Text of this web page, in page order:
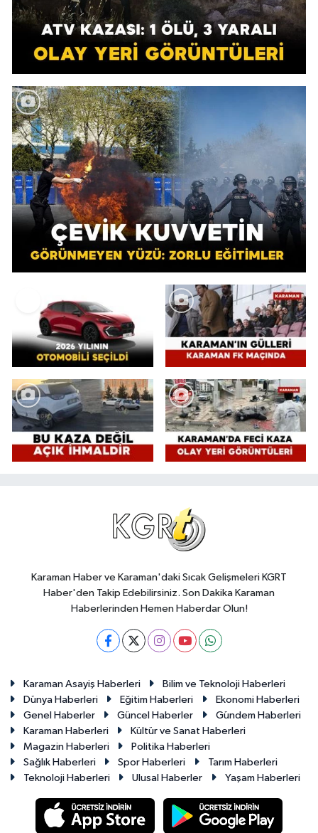
Karaman Haber ve Karaman'daki Sıcak Gelişmeleri KGRT
Haber'den Takip Edebilirsiniz. Son Dakika Karaman
Haberlerinden Hemen Haberdar Olun!
Karaman Asayiş Haberleri
Bilim ve Teknoloji Haberleri
Dünya Haberleri
Eğitim Haberleri
Ekonomi Haberleri
Genel Haberler
Güncel Haberler
Gündem Haberleri
Karaman Haberleri
Kültür ve Sanat Haberleri
Magazin Haberleri
Politika Haberleri
Sağlık Haberleri
Spor Haberleri
Tarım Haberleri
Teknoloji Haberleri
Ulusal Haberler Yaşam Haberleri